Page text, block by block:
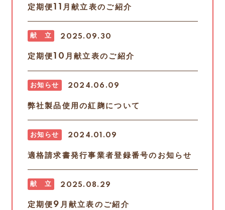
定期便11月献立表のご紹介
2025.09.30
献 立
定期便10月献立表のご紹介
2024.06.09
お知らせ
弊社製品使用の紅麹について
2024.01.09
お知らせ
適格請求書発行事業者登録番号のお知らせ
2025.08.29
献 立
定期便9月献立表のご紹介